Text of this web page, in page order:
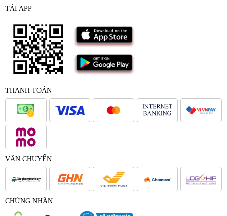
TẢI APP
THANH TOÁN
VẬN CHUYỂN
CHỨNG NHẬN